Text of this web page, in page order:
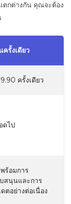
ตกต่างกัน คุณจะต้อง
ครั้งเดียว
ครั้งเดียว
ดไป
ร้อมการ
สนุนและการ
ดตอย่างต่อเนื่อง